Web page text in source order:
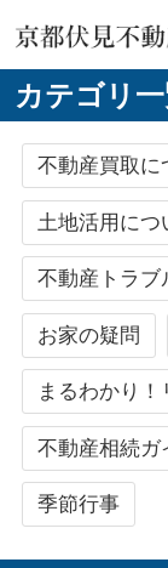
カテゴリ
不動産買取に
土地活用につ
不動産トラブ
お家の疑問
まるわかり
不動産相続ガ
季節行事